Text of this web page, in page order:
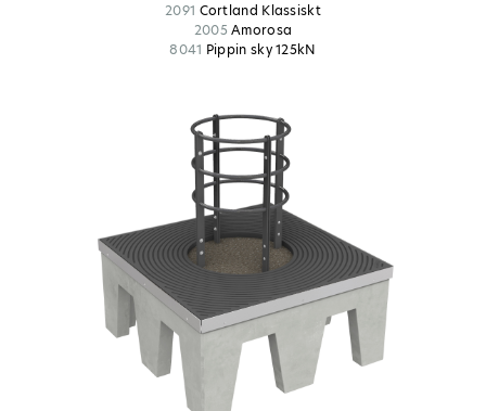
2091 Cortland Klassiskt
2005 Amorosa
8041 Pippin sky 125kN